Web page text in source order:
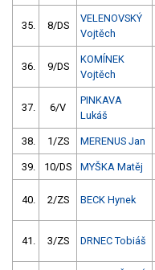
35. 8/DS
VELENOVSKÝ
Vojtěch
36. 9/DS
KOMÍNEK
Vojtěch
37. 6/V
PINKAVA
Lukáš
38. 1/ZS MERENUS Jan
39. 10/DS MYŠKA Matěj
40. 2/ZS BECK Hynek
41. 3/ZS DRNEC Tobiáš